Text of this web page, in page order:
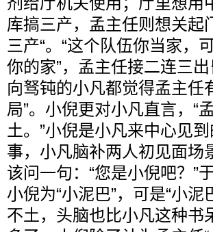
库搞三产，孟主任则想关起
三产“。“这个队伍你当家，
你的家”，孟主任接二连三
向驽钝的小凡都觉得孟主任
局”。小倪更对小凡直言，“
土。”小倪是小凡来中心见
事，小凡脑补两人初见面场
该问一句：“您是小倪吧？”
小倪为“小泥巴”，可是“小泥
不土，头脑也比小凡这种书